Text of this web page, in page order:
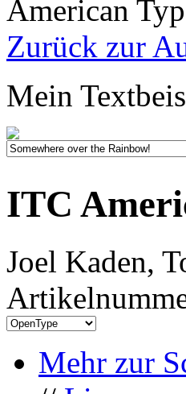
American
Zurück zur
Mein
ITC
Joel Kaden,
Mehr zur